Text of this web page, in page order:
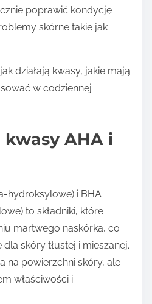
poprawić kondycję
skórne takie jak
działają kwasy, jakie mają
w codziennej
kwasy AHA i
hydroksylowe) i BHA
to składniki, które
martwego naskórka, co
skóry tłustej i mieszanej.
na powierzchni skóry, ale
właściwości i